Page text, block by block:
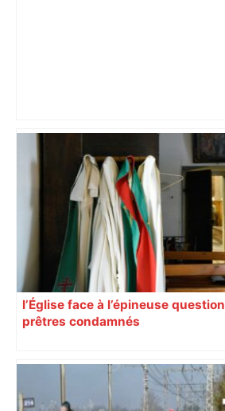
« Rien d'inquiétant » pour
Restes, le gardien de Toulouse,
sa sortie à Metz – L'Équipe
l’Église face à l’épineuse
prêtres condamnés